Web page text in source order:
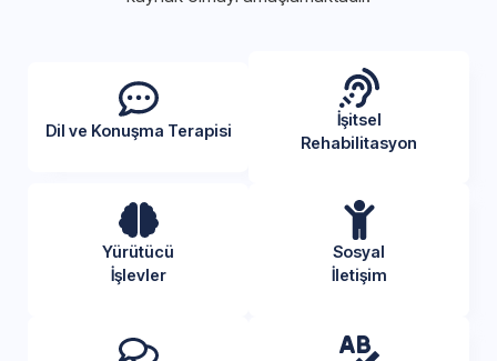
Dil ve Konuşma Terapisi
İşitsel
Rehabilitasyon
Yürütücü
İşlevler
Sosyal
İletişim